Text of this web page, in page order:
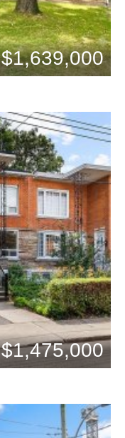
Bains: 1
Bains: 3
$1,639,000
$1,475,000